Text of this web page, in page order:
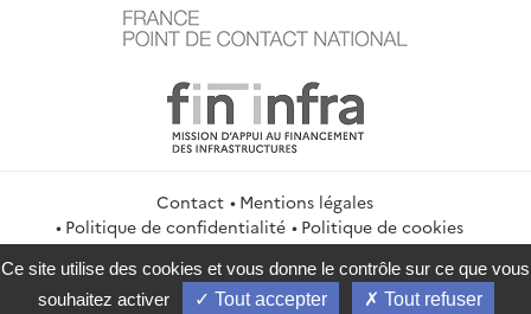
Contact
Mentions légales
Politique de confidentialité
Politique de cookies
Gestion des cookies
Flux RSS
service-public.gouv.fr
legifrance.gouv.fr
info.gouv.fr
Ce site utilise des cookies et vous donne le contrôle sur ce que vous
souhaitez activer
Tout accepter Tout refuser